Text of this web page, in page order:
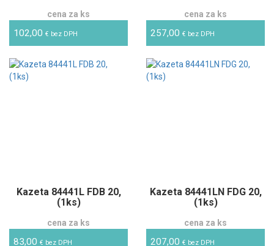
cena za ks
102,00 € bez DPH
cena za ks
257,00 € bez DPH
Kazeta 84441L FDB 20,
(1ks)
cena za ks
83,00 € bez DPH
Kazeta 84441LN FDG 20,
(1ks)
cena za ks
207,00 € bez DPH